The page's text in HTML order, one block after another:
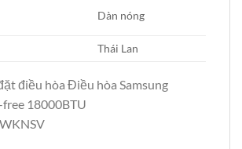
Dàn nóng
Thái Lan
điều hòa Điều hòa Samsung
18000BTU